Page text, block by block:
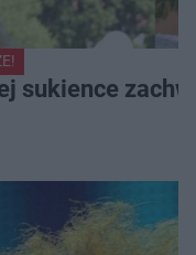
sukience